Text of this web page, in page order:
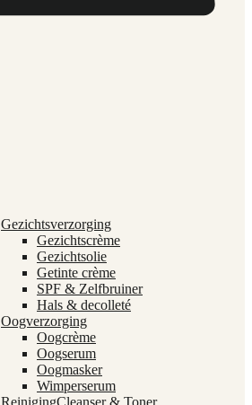
Gezichtsverzorging
Gezichtscrème
Gezichtsolie
Getinte crème
SPF & Zelfbruiner
Hals & decolleté
Oogverzorging
Oogcrème
Oogserum
Oogmasker
Wimperserum
ReinigingCleanser & Toner